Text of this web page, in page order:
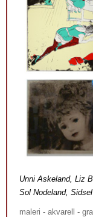
Unni Askeland, Liz
Sol Nodeland,
maleri - akvarell -